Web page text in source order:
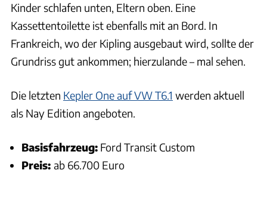
Kinder schlafen unten, Eltern oben. Eine
Kassettentoilette ist ebenfalls mit an Bord. In
Frankreich, wo der Kipling ausgebaut wird, sollte der
Grundriss gut ankommen; hierzulande – mal sehen.
Die letzten Kepler One auf VW T6.1 werden aktuell
als Nay Edition angeboten.
Basisfahrzeug: Ford Transit Custom
Preis: ab 66.700 Euro